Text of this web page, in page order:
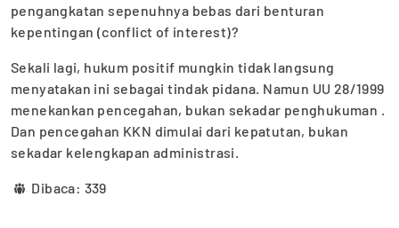
pengangkatan sepenuhnya bebas dari benturan
kepentingan (conflict of interest)?
Sekali lagi, hukum positif mungkin tidak langsung
menyatakan ini sebagai tindak pidana. Namun UU 28/1999
menekankan pencegahan, bukan sekadar penghukuman .
Dan pencegahan KKN dimulai dari kepatutan, bukan
sekadar kelengkapan administrasi.
Dibaca: 339